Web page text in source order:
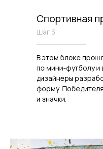
Спортивная
Шаг 3
В этом блоке
по мини-футболу и
дизайнеры
форму.
и значки.